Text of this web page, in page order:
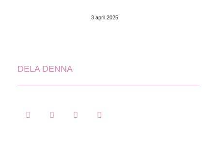
3 april 2025
DELA DENNA